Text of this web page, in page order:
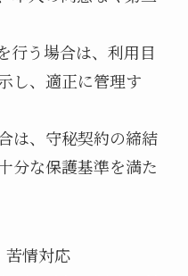
行う場合は、利用目
し、適正に管理す
は、守秘契約の締結
分な保護基準を満た
苦情対応